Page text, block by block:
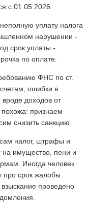
с 01.05.2026.
уплату налога
нарушении -
срок уплаты -
по оплате.
ФНС по ст.
ошибки в
доходов от
признаем
снизить санкцию.
налог, штрафы и
имущество, пени и
Иногда человек
срок жалобы.
проведено